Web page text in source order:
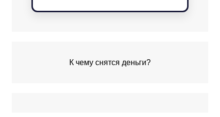
К чему снятся деньги?